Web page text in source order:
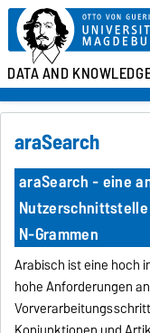
DATA AND
araSearch
araSearch - eine
N-Grammen
Arabisch ist eine hoch
hohe Anforderungen